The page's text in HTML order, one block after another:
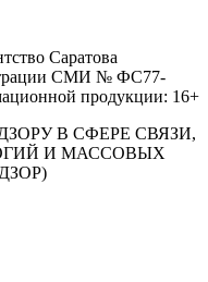
Саратова
СМИ № ФС77-
продукции: 16+
В СФЕРЕ СВЯЗИ,
И МАССОВЫХ